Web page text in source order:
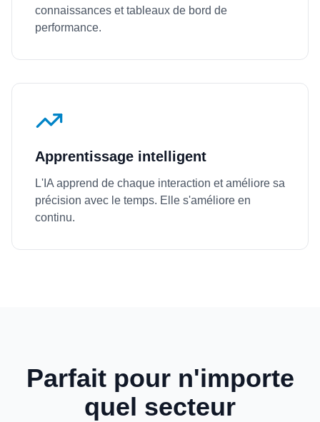
connaissances et tableaux de bord de
performance.
Apprentissage intelligent
L'IA apprend de chaque interaction et améliore sa
précision avec le temps. Elle s'améliore en
continu.
Parfait pour n'importe
quel secteur